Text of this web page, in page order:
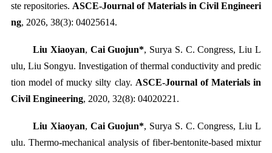
ste repositories. ASCE-Journal of Materials in Civil Engineeri
ng, 2026, 38(3): 04025614.
Liu Xiaoyan, Cai Guojun*, Surya S. C. Congress, Liu L
ulu, Liu Songyu. Investigation of thermal conductivity and predic
tion model of mucky silty clay. ASCE-Journal of Materials in
Civil Engineering, 2020, 32(8): 04020221.
Liu Xiaoyan, Cai Guojun*, Surya S. C. Congress, Liu L
ulu. Thermo-mechanical analysis of fiber-bentonite-based mixtur